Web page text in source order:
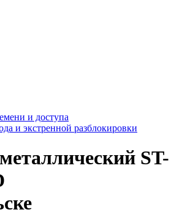
и доступа
и экстренной разблокировки
ST-